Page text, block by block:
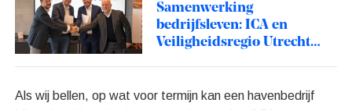
Samenwerking
bedrijfsleven: ICA en
Veiligheidsregio Utrecht
Als wij bellen, op wat voor termijn kan een havenbedrijf